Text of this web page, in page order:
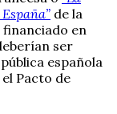
de la
en
ser
española
Pacto de